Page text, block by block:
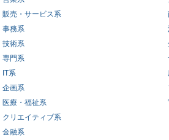
販売・サービス系
事務系
技術系
専門系
IT系
企画系
医療・福祉系
クリエイティブ系
金融系